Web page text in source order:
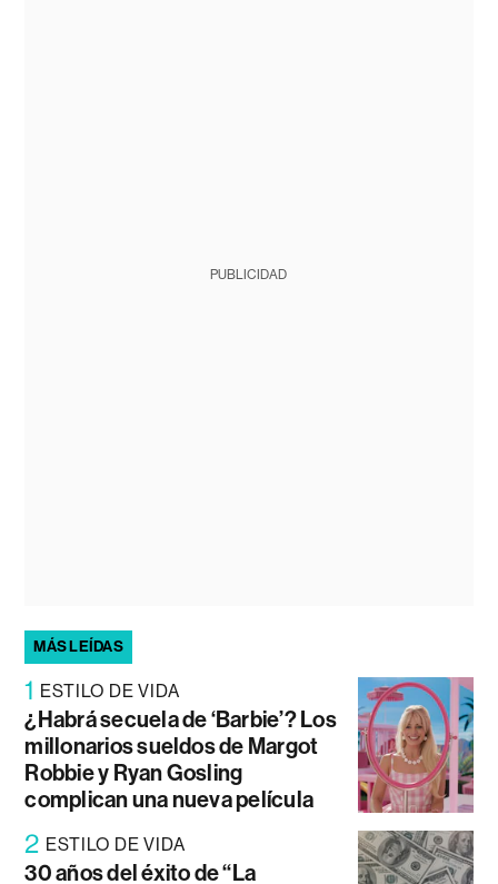
PUBLICIDAD
MÁS LEÍDAS
1 ESTILO DE VIDA
¿Habrá secuela de ‘Barbie’? Los
millonarios sueldos de Margot
Robbie y Ryan Gosling
complican una nueva película
2 ESTILO DE VIDA
30 años del éxito de “La